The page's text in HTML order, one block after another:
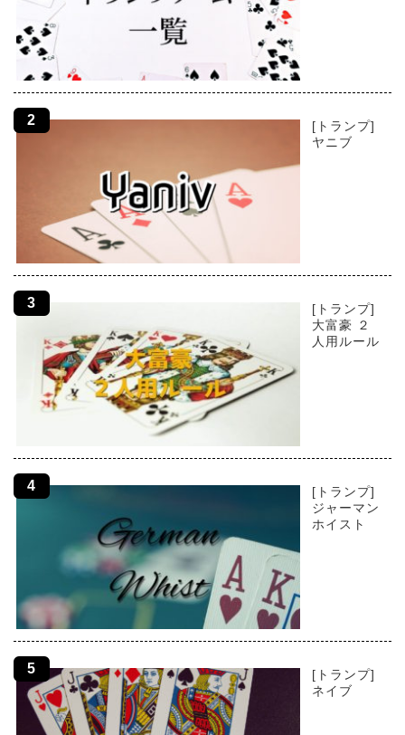
[トランプ]
ヤニブ
[トランプ]
大富豪 ２
人用ルール
[トランプ]
ジャーマン
ホイスト
[トランプ]
ネイブ